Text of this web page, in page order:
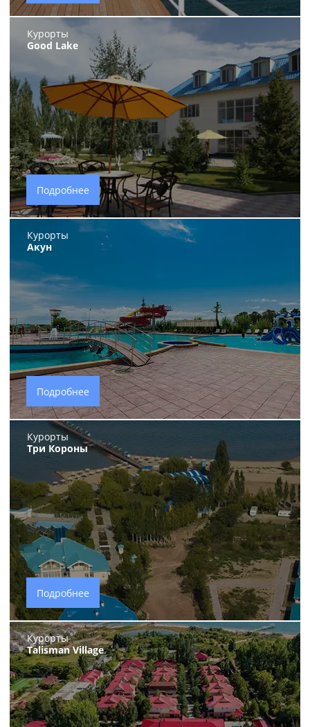
Курорты
Good Lake
Подробнее
Курорты
Акун
Подробнее
Курорты
Три Короны
Подробнее
Курорты
Talisman Village